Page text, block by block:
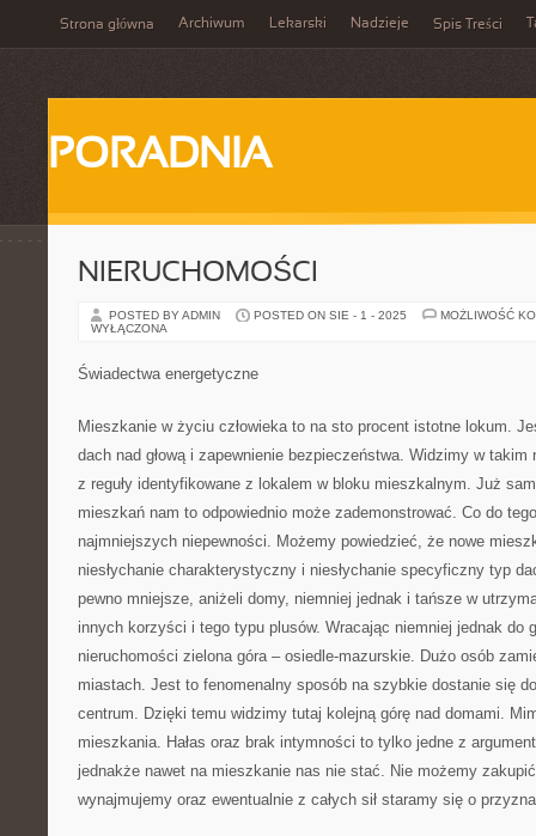
Strona główna Archiwum Lekarski Nadzieje Spis Treści
PORADNIA
NIERUCHOMOŚCI
POSTED BY ADMIN POSTED ON SIE - 1 - 2025
MOŻLIWOŚĆ
WYŁĄCZONA
Świadectwa energetyczne
Mieszkanie w życiu człowieka to na sto procent istotne lokum.
dach nad głową i zapewnienie bezpieczeństwa. Widzimy w
z reguły identyfikowane z lokalem w bloku mieszkalnym. Już
mieszkań nam to odpowiednio może zademonstrować. Co do
najmniejszych niepewności. Możemy powiedzieć, że nowe
niesłychanie charakterystyczny i niesłychanie specyficzny typ
pewno mniejsze, aniżeli domy, niemniej jednak i tańsze w
innych korzyści i tego typu plusów. Wracając niemniej jednak do
nieruchomości zielona góra – osiedle-mazurskie. Dużo osób
miastach. Jest to fenomenalny sposób na szybkie dostanie się
centrum. Dzięki temu widzimy tutaj kolejną górę nad domami.
mieszkania. Hałas oraz brak intymności to tylko jedne z
jednakże nawet na mieszkanie nas nie stać. Nie możemy
wynajmujemy oraz ewentualnie z całych sił staramy się o